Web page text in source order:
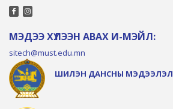
МЭДЭЭ ХҮЛЭЭН АВАХ И-МЭЙЛ:
sitech@must.edu.mn
ШИЛЭН ДАНСНЫ МЭДЭЭЛЭЛ